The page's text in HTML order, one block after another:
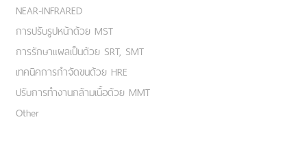
NEAR-INFRARED
การปรับรูปหน้าด้วย MST
การรักษาแผลเป็นด้วย SRT, SMT
เทคนิคการกำจัดขนด้วย HRE
ปรับการทำงานกล้ามเนื้อด้วย MMT
Other